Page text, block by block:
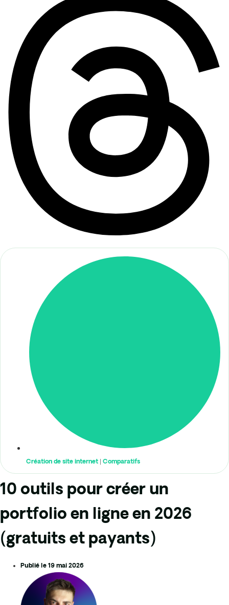
Création de site internet Comparatifs
10 outils pour créer un
portfolio en ligne en 2026
(gratuits et payants)
Publié le 19 mai 2026